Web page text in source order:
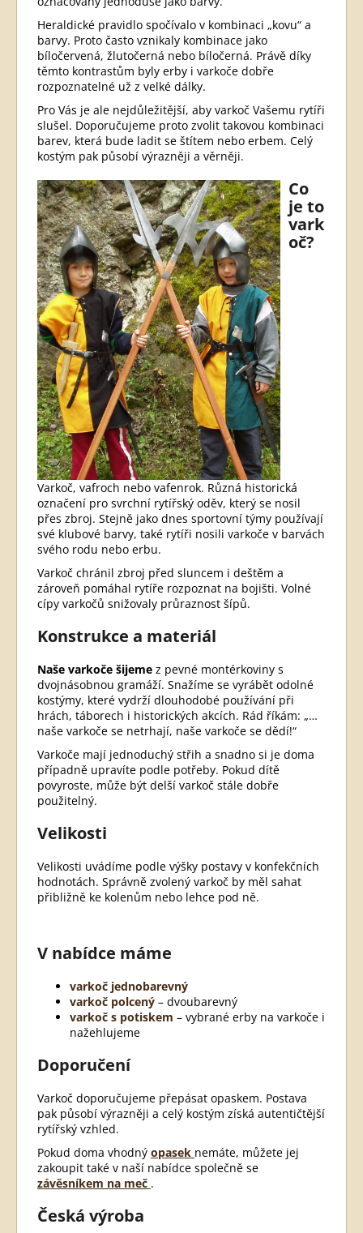
Heraldické pravidlo spočívalo v kombinaci „kovu“ a
barvy. Proto často vznikaly kombinace jako
bíločervená, žlutočerná nebo bíločerná. Právě díky
těmto kontrastům byly erby i varkoče dobře
rozpoznatelné už z velké dálky.
Pro Vás je ale nejdůležitější, aby varkoč Vašemu rytíři
slušel. Doporučujeme proto zvolit takovou kombinaci
barev, která bude ladit se štítem nebo erbem. Celý
kostým pak působí výrazněji a věrněji.
Co
je to
vark
oč?
Varkoč, vafroch nebo vafenrok. Různá historická
označení pro svrchní rytířský oděv, který se nosil
přes zbroj. Stejně jako dnes sportovní týmy používají
své klubové barvy, také rytíři nosili varkoče v barvách
svého rodu nebo erbu.
Varkoč chránil zbroj před sluncem i deštěm a
zároveň pomáhal rytíře rozpoznat na bojišti. Volné
cípy varkočů snižovaly průraznost šípů.
Konstrukce a materiál
Naše varkoče šijeme z pevné montérkoviny s
dvojnásobnou gramáží. Snažíme se vyrábět odolné
kostýmy, které vydrží dlouhodobé používání při
hrách, táborech i historických akcích. Rád říkám: „…
naše varkoče se netrhají, naše varkoče se dědí!“
Varkoče mají jednoduchý střih a snadno si je doma
případně upravíte podle potřeby. Pokud dítě
povyroste, může být delší varkoč stále dobře
použitelný.
Velikosti
Velikosti uvádíme podle výšky postavy v konfekčních
hodnotách. Správně zvolený varkoč by měl sahat
přibližně ke kolenům nebo lehce pod ně.
V nabídce máme
varkoč jednobarevný
varkoč polcený – dvoubarevný
varkoč s potiskem – vybrané erby na varkoče i
nažehlujeme
Doporučení
Varkoč doporučujeme přepásat opaskem. Postava
pak působí výrazněji a celý kostým získá autentičtější
rytířský vzhled.
Pokud doma vhodný opasek nemáte, můžete jej
zakoupit také v naší nabídce společně se
závěsníkem na meč .
Česká výroba